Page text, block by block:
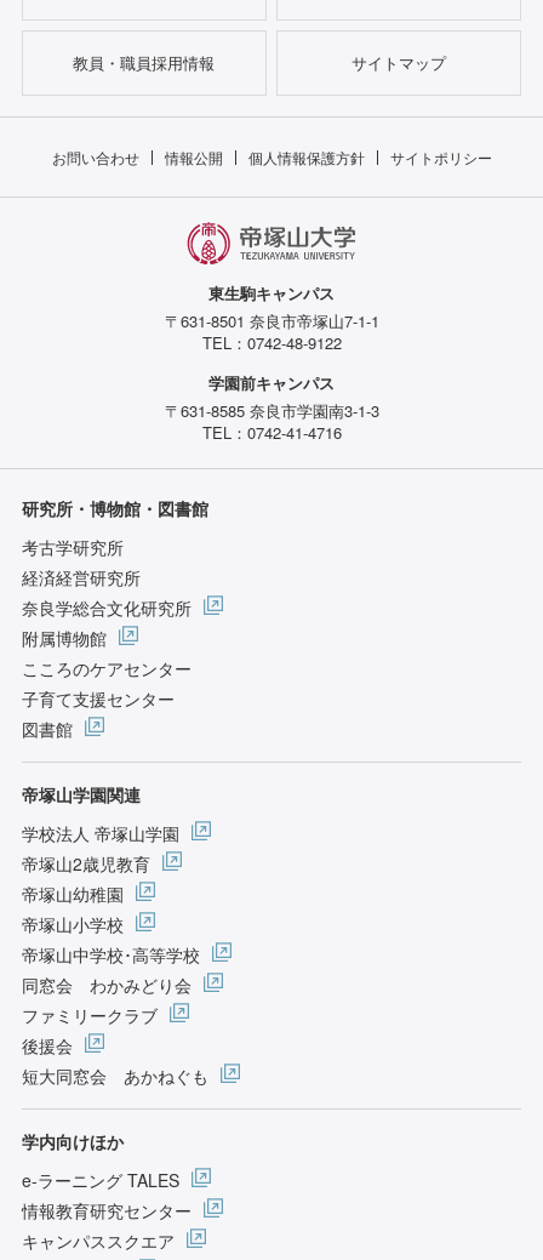
教員・職員採用情報 サイトマップ
お問い合わせ 情報公開 個人情報保護方針 サイトポリシー
東生駒キャンパス
〒631-8501 奈良市帝塚山7-1-1
TEL：0742-48-9122
学園前キャンパス
〒631-8585 奈良市学園南3-1-3
TEL：0742-41-4716
研究所・博物館・図書館
考古学研究所
経済経営研究所
奈良学総合文化研究所
附属博物館
こころのケアセンター
子育て支援センター
図書館
帝塚山学園関連
学校法人 帝塚山学園
帝塚山2歳児教育
帝塚山幼稚園
帝塚山小学校
帝塚山中学校･高等学校
同窓会 わかみどり会
ファミリークラブ
後援会
短大同窓会 あかねぐも
学内向けほか
e-ラーニング TALES
情報教育研究センター
キャンパススクエア